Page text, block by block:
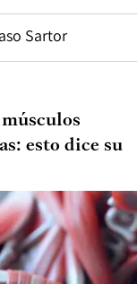
Sartor
esto dice su